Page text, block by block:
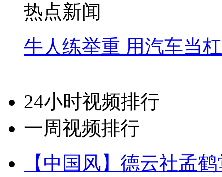
热点新闻
牛人练举重 用汽车当
24小时视频排行
一周视频排行
【中国风】德云社孟